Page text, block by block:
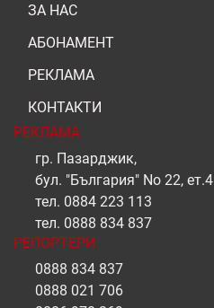
ЗА НАС
АБОНАМЕНТ
РЕКЛАМА
КОНТАКТИ
РЕКЛАМА
гр. Пазарджик,
бул. "България" No 22, ет.4
тел. 0884 223 113
тел. 0888 834 837
РЕПОРТЕРИ
0888 834 837
0888 021 706